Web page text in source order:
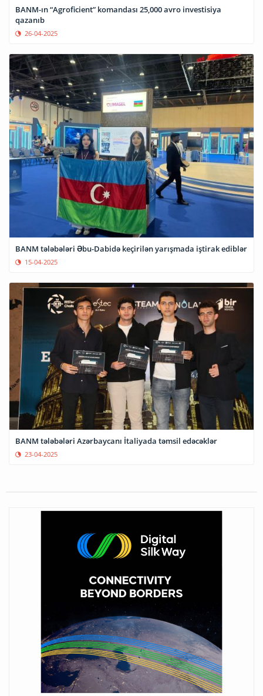
BANM-ın “Agroficient” komandası 25,000 avro investisiya
qazanıb
26-04-2025
BANM tələbələri Əbu-Dabidə keçirilən yarışmada iştirak ediblər
15-04-2025
BANM tələbələri Azərbaycanı İtaliyada təmsil edəcəklər
23-04-2025